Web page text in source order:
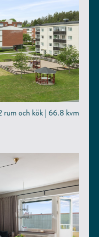
rum och kök | 66.8 kvm